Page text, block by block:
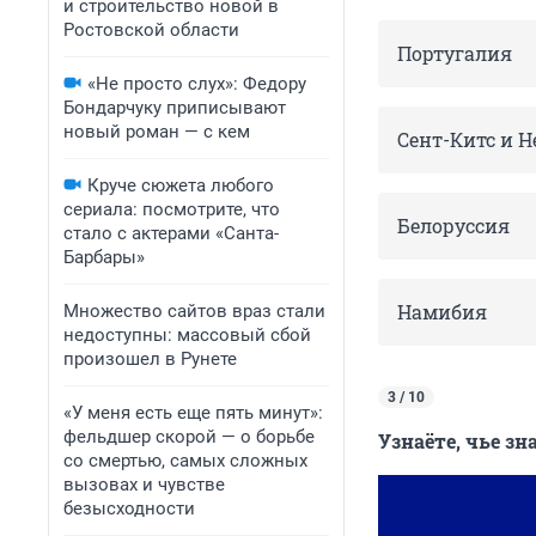
и строительство новой в
Ростовской области
«Не просто слух»: Федору
Бондарчуку приписывают
новый роман — с кем
Круче сюжета любого
сериала: посмотрите, что
стало с актерами «Санта-
Барбары»
Множество сайтов враз стали
недоступны: массовый сбой
произошел в Рунете
«У меня есть еще пять минут»:
фельдшер скорой — о борьбе
со смертью, самых сложных
вызовах и чувстве
безысходности
Португалия
Сент-Китс и
Белоруссия
Намибия
3 / 10
Узнаёте, чье